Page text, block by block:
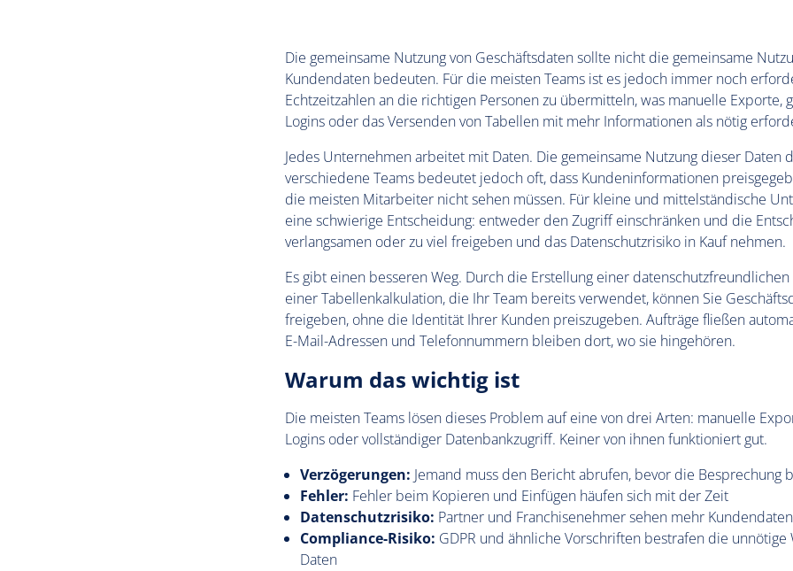
Die gemeinsame Nutzung von Geschäftsdaten sollte nicht die gemeinsame
Kundendaten bedeuten. Für die meisten Teams ist es jedoch immer noch
Echtzeitzahlen an die richtigen Personen zu übermitteln, was manuelle Exporte,
Logins oder das Versenden von Tabellen mit mehr Informationen als nötig
Jedes Unternehmen arbeitet mit Daten. Die gemeinsame Nutzung dieser Daten
verschiedene Teams bedeutet jedoch oft, dass Kundeninformationen
die meisten Mitarbeiter nicht sehen müssen. Für kleine und mittelständische
eine schwierige Entscheidung: entweder den Zugriff einschränken und die
verlangsamen oder zu viel freigeben und das Datenschutzrisiko in Kauf nehmen.
Es gibt einen besseren Weg. Durch die Erstellung einer
einer Tabellenkalkulation, die Ihr Team bereits verwendet, können Sie
freigeben, ohne die Identität Ihrer Kunden preiszugeben. Aufträge fließen
E-Mail-Adressen und Telefonnummern bleiben dort, wo sie hingehören.
Warum das wichtig ist
Die meisten Teams lösen dieses Problem auf eine von drei Arten: manuelle
Logins oder vollständiger Datenbankzugriff. Keiner von ihnen funktioniert gut.
Verzögerungen: Jemand muss den Bericht abrufen, bevor die Besprechung
Fehler: Fehler beim Kopieren und Einfügen häufen sich mit der Zeit
Datenschutzrisiko: Partner und Franchisenehmer sehen mehr
Compliance-Risiko: GDPR und ähnliche Vorschriften bestrafen die unnötige
Daten